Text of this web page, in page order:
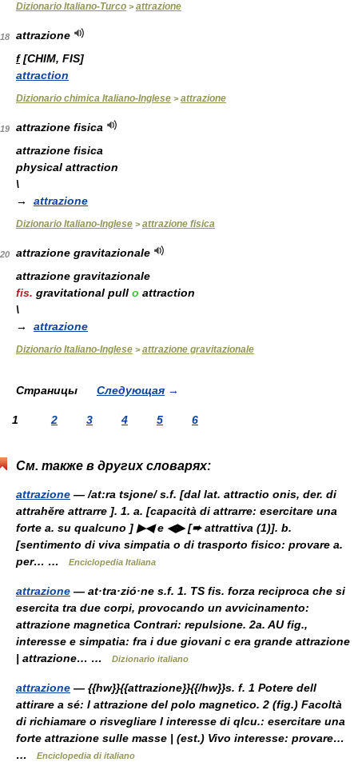
Dizionario Italiano-Turco >attrazione
18
attrazione
f [CHIM, FIS]
attraction
Dizionario chimica Italiano-Inglese >attrazione
19
attrazione fisica
attrazione fisica
physical attraction
\
→ attrazione
Dizionario Italiano-Inglese >attrazione fisica
20
attrazione gravitazionale
attrazione gravitazionale
fis. gravitational pull o attraction
\
→ attrazione
Dizionario Italiano-Inglese >attrazione gravitazionale
Страницы Следующая →
1 2 3 4 5 6
См. также в других словарях:
attrazione — /at:ra tsjone/ s.f. [dal lat. attractio onis, der. di
attrahĕre attrarre ]. 1. a. [capacità di attrarre: esercitare una
forte a. su qualcuno ] ▶◀ e ◀▶ [➨ attrattiva (1)]. b.
[sentimento di viva simpatia o di trasporto fisico: provare a.
per… …
Enciclopedia Italiana
attrazione — at·tra·zió·ne s.f. 1. TS fis. forza reciproca che si
esercita tra due corpi, provocando un avvicinamento:
attrazione magnetica Contrari: repulsione. 2a. AU fig.,
interesse e simpatia: fra i due giovani c era grande attrazione
| attrazione… …
Dizionario italiano
attrazione — {{hw}}{{attrazione}}{{/hw}}s. f. 1 Potere dell
attirare a sé: l attrazione del polo magnetico. 2 (fig.) Facoltà
di richiamare o risvegliare l interesse di qlcu.: esercitare una
forte attrazione sulle masse | (est.) Vivo interesse: provare…
…
Enciclopedia di italiano